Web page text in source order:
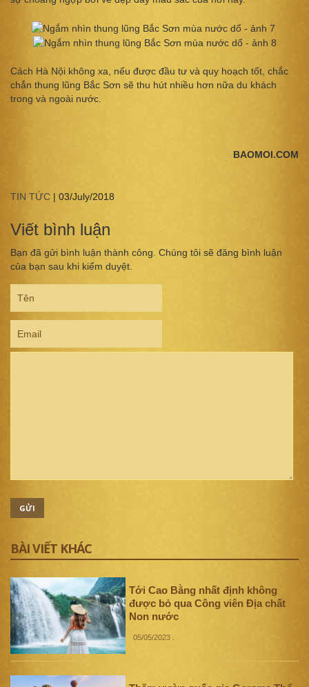
Cách Hà Nội không xa, nếu được đầu tư và quy hoạch tốt, chắc
chắn thung lũng Bắc Sơn sẽ thu hút nhiều hơn nữa du khách
trong và ngoài nước.
BAOMOI.COM
TIN TỨC | 03/July/2018
Viết bình luận
Bạn đã gửi bình luận thành công. Chúng tôi sẽ đăng bình luận
của bạn sau khi kiểm duyệt.
GỬI
BÀI VIẾT KHÁC
Tới Cao Bằng nhất định không
được bỏ qua Công viên Địa chất
Non nước
05/05/2023